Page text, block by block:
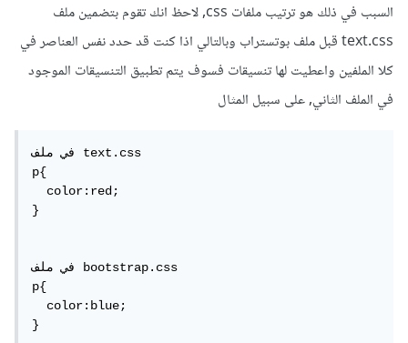
السبب في ذلك هو ترتيب ملفات css, لاحظ انك تقوم بتضمين ملف
text.css قبل ملف بوتستراب وبالتالي اذا كنت قد حدد نفس العناصر في
كلا الملفين واعطيت لها تنسيقات فسوف يتم تطبيق التنسيقات الموجود
في الملف الثاني, على سبيل المثال
في ملف text.css
p{
  color:red;
}
في ملف bootstrap.css
p{
  color:blue;
}